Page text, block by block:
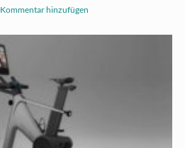
Kommentar hinzufügen